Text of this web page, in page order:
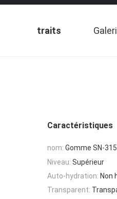
traits
Caractéristiques
nom: Gomme SN-
Niveau: Supérieur
Auto-hydration: Non
Transparent: